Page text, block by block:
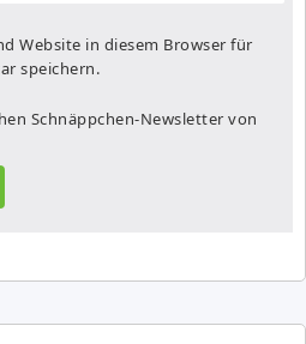
Website in diesem Browser für
speichern.
Schnäppchen-Newsletter von